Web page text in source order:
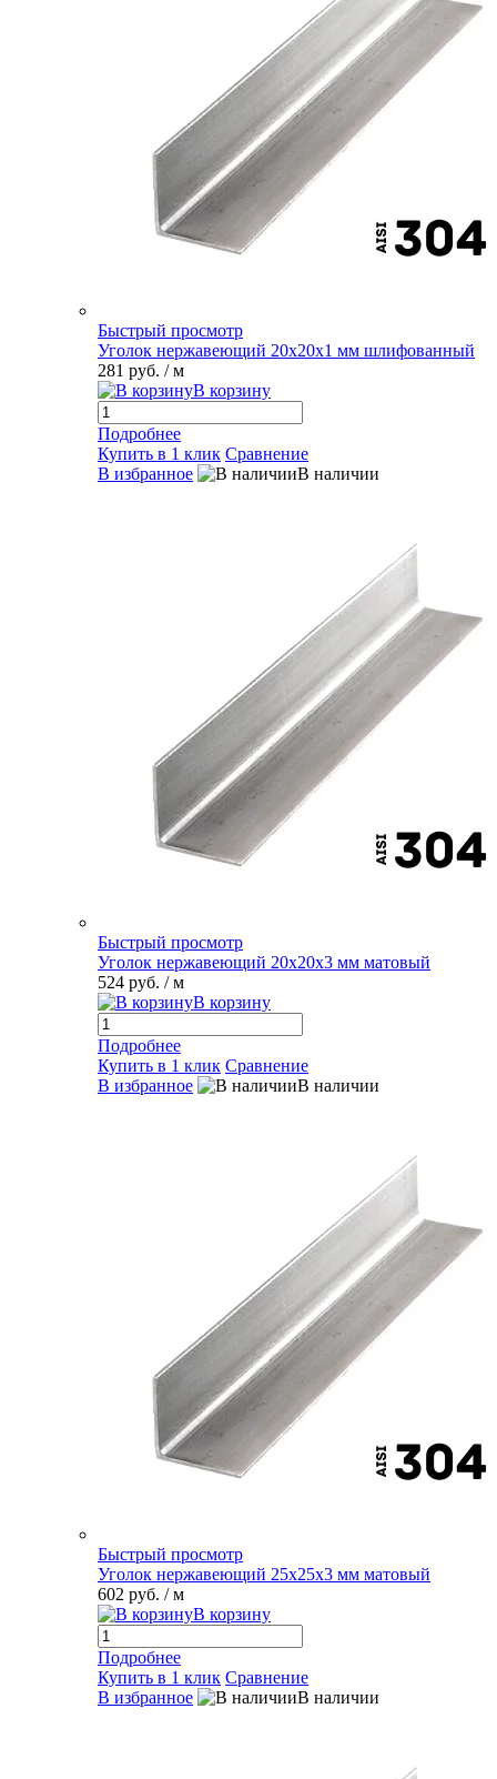
Быстрый просмотр
Уголок нержавеющий 20х20х1 мм шлифованный
281 руб. / м
В корзину
Подробнее
Купить в 1 клик Сравнение
В избранное
В наличии
Быстрый просмотр
Уголок нержавеющий 20х20х3 мм матовый
524 руб. / м
В корзину
Подробнее
Купить в 1 клик Сравнение
В избранное
В наличии
Быстрый просмотр
Уголок нержавеющий 25х25х3 мм матовый
602 руб. / м
В корзину
Подробнее
Купить в 1 клик Сравнение
В избранное
В наличии